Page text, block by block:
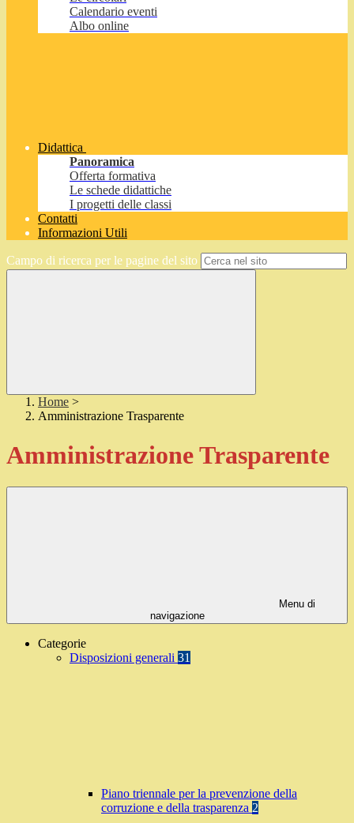
Calendario eventi
Albo online
Didattica
Panoramica
Offerta formativa
Le schede didattiche
I progetti delle classi
Contatti
Informazioni Utili
Campo di ricerca per le pagine del sito
Home >
Amministrazione Trasparente
Amministrazione Trasparente
Menu di
navigazione
Categorie
Disposizioni generali 31
Piano triennale per la prevenzione della
corruzione e della trasparenza 2